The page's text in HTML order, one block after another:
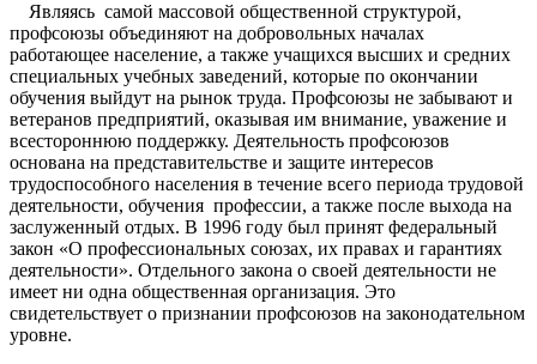
Являясь самой массовой общественной структурой,
профсоюзы объединяют на добровольных началах
работающее население, а также учащихся высших и средних
специальных учебных заведений, которые по окончании
обучения выйдут на рынок труда. Профсоюзы не забывают и
ветеранов предприятий, оказывая им внимание, уважение и
всестороннюю поддержку. Деятельность профсоюзов
основана на представительстве и защите интересов
трудоспособного населения в течение всего периода трудовой
деятельности, обучения профессии, а также после выхода на
заслуженный отдых. В 1996 году был принят федеральный
закон «О профессиональных союзах, их правах и гарантиях
деятельности». Отдельного закона о своей деятельности не
имеет ни одна общественная организация. Это
свидетельствует о признании профсоюзов на законодательном
уровне.